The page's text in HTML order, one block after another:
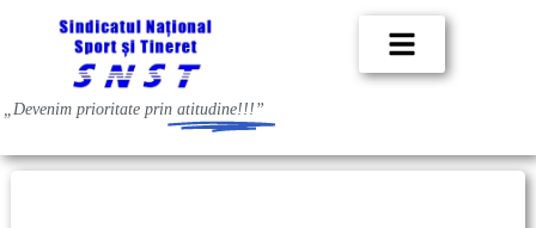
„Devenim prioritate prin atitudine!!!”